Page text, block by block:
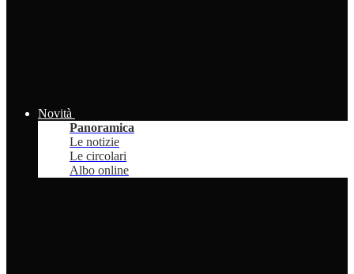
Novità
Panoramica
Le notizie
Le circolari
Albo online